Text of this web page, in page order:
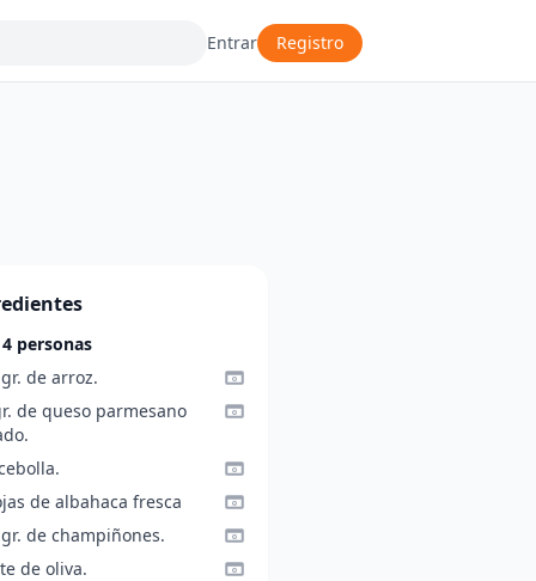
Entrar Registro
personas
de arroz.
de queso parmesano
de albahaca fresca
de champiñones.
de oliva.